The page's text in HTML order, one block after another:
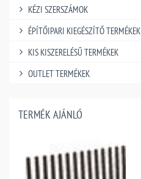
KÉZI SZERSZÁMOK
ÉPÍTŐIPARI KIEGÉSZÍTŐ TERMÉKEK
KIS KISZERELÉSŰ TERMÉKEK
OUTLET TERMÉKEK
TERMÉK AJÁNLÓ